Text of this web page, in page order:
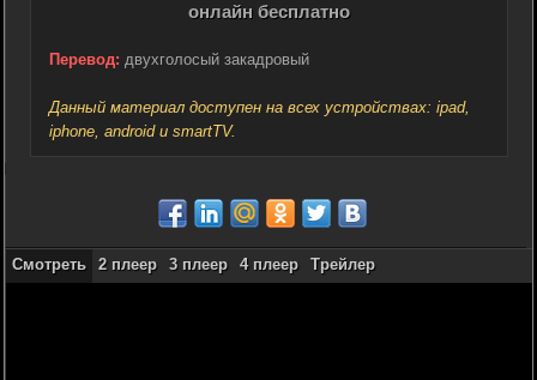
онлайн бесплатно
Перевод: двухголосый закадровый
Данный материал доступен на всех устройствах: ipad,
iphone, android и smartTV.
Смотреть 2 плеер 3 плеер 4 плеер Трейлер